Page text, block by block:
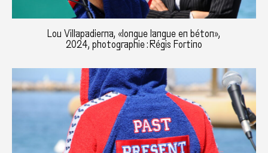
Lou Villapadierna, «longue langue en béton»,
2024, photographie : Régis Fortino